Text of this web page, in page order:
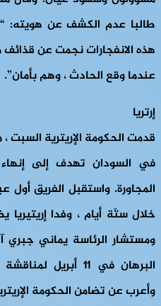
طالبا عدم الكشف عن هويته:
هذه الانفجارات نجمت عن قذائف
عندما وقع الحادث ، وهم بأمان”.
إرتريا
قدمت الحكومة الإريترية
في السودان تهدف إلى
المجاورة. واستقبل الفريق أول
خلال ستّة أيام ، وفدا إريتيريا
ومستشار الرئاسة يماني
البرهان في 11
وأعرب عن تضامن الحكومة